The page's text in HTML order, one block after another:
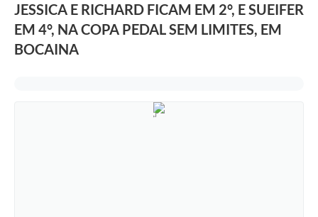
JESSICA E RICHARD FICAM EM 2°, E SUEIFER
EM 4°, NA COPA PEDAL SEM LIMITES, EM
BOCAINA